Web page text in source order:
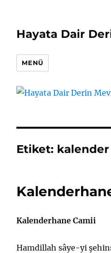
Hayata Dair
MENÜ
Etiket:
Kalenderhane Camii
Hamdillah sâye-yi